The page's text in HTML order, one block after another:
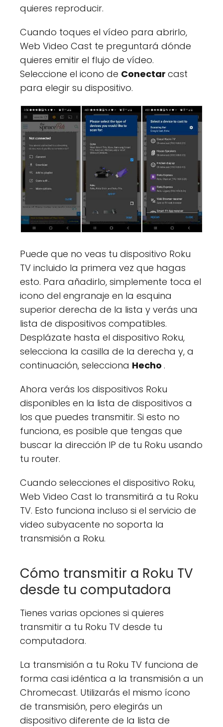
quieres reproducir.
Cuando toques el vídeo para abrirlo,
Web Video Cast te preguntará dónde
quieres emitir el flujo de vídeo.
Seleccione el icono de Conectar cast
para elegir su dispositivo.
Puede que no veas tu dispositivo Roku
TV incluido la primera vez que hagas
esto. Para añadirlo, simplemente toca el
icono del engranaje en la esquina
superior derecha de la lista y verás una
lista de dispositivos compatibles.
Desplázate hasta el dispositivo Roku,
selecciona la casilla de la derecha y, a
continuación, selecciona Hecho .
Ahora verás los dispositivos Roku
disponibles en la lista de dispositivos a
los que puedes transmitir. Si esto no
funciona, es posible que tengas que
buscar la dirección IP de tu Roku usando
tu router.
Cuando selecciones el dispositivo Roku,
Web Video Cast lo transmitirá a tu Roku
TV. Esto funciona incluso si el servicio de
video subyacente no soporta la
transmisión a Roku.
Cómo transmitir a Roku TV
desde tu computadora
Tienes varias opciones si quieres
transmitir a tu Roku TV desde tu
computadora.
La transmisión a tu Roku TV funciona de
forma casi idéntica a la transmisión a un
Chromecast. Utilizarás el mismo ícono
de transmisión, pero elegirás un
dispositivo diferente de la lista de